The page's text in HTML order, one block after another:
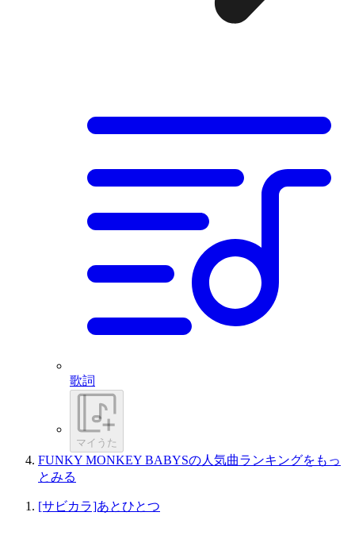
歌詞
マイうた
FUNKY MONKEY BABYSの人気曲ランキングをもっ
とみる
[サビカラ]あとひとつ